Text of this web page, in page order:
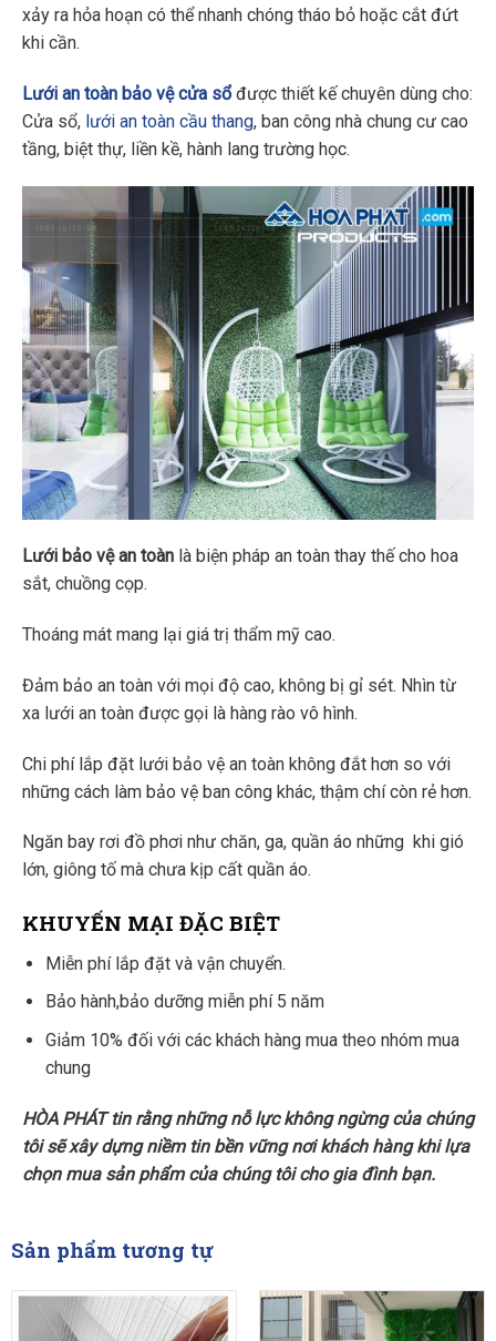
xảy ra hỏa hoạn có thể nhanh chóng tháo bỏ hoặc cắt đứt
khi cần.
Lưới an toàn bảo vệ cửa sổ được thiết kế chuyên dùng cho:
Cửa sổ, lưới an toàn cầu thang, ban công nhà chung cư cao
tầng, biệt thự, liền kề, hành lang trường học.
Lưới bảo vệ an toàn là biện pháp an toàn thay thế cho hoa
sắt, chuồng cọp.
Thoáng mát mang lại giá trị thẩm mỹ cao.
Đảm bảo an toàn với mọi độ cao, không bị gỉ sét. Nhìn từ
xa lưới an toàn được gọi là hàng rào vô hình.
Chi phí lắp đặt lưới bảo vệ an toàn không đắt hơn so với
những cách làm bảo vệ ban công khác, thậm chí còn rẻ hơn.
Ngăn bay rơi đồ phơi như chăn, ga, quần áo những khi gió
lớn, giông tố mà chưa kịp cất quần áo.
KHUYẾN MẠI ĐẶC BIỆT
Miễn phí lắp đặt và vận chuyển.
Bảo hành,bảo dưỡng miễn phí 5 năm
Giảm 10% đối với các khách hàng mua theo nhóm mua
chung
HÒA PHÁT tin rằng những nỗ lực không ngừng của chúng
tôi sẽ xây dựng niềm tin bền vững nơi khách hàng khi lựa
chọn mua sản phẩm của chúng tôi cho gia đình bạn.
Sản phẩm tương tự